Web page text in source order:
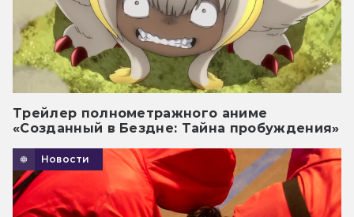
Трейлер полнометражного аниме
«Созданный в Бездне: Тайна пробуждения»
Новости